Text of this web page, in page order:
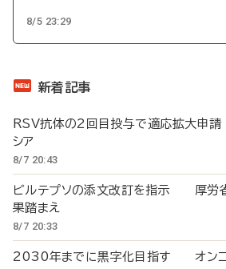
8/5 23:29
新着記事
RSV抗体の2回目投与で適応拡大申
シア
8/7 20:43
ビルテプソの添文改訂を指示 厚労
果踏まえ
8/7 20:33
2030年までに黒字化目指す オンコ